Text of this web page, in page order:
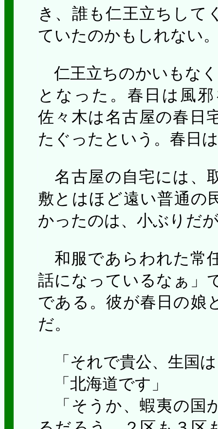
き、誰も仁王立ちして
ていたのかもしれない
仁王立ちのかいもな
となった。春日は風
佐々木は名古屋の春日
たぐったという。春日
名古屋の自宅には、
敷とはほど遠い普通の
かったのは、小ぶりだ
和服であらわれた常
話になっているなぁ」
である。彼が春日の娘
だ。
「それで貴公、生国
「北海道です」
「そうか、蝦夷の国